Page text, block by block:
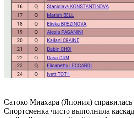
Сатоко Миахара (Япония)
Спортсменка чисто выполнила